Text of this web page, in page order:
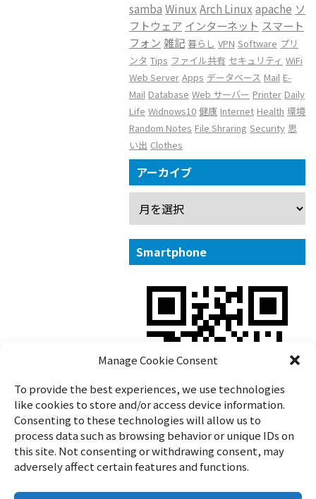
Manage Cookie Consent
To provide the best experiences, we use technologies
like cookies to store and/or access device information.
Consenting to these technologies will allow us to
process data such as browsing behavior or unique IDs on
this site. Not consenting or withdrawing consent, may
adversely affect certain features and functions.
samba Winux Arch Linux apache ソ
フトウェア インターネット スマート
フォン 雑記 暮らし VPN Software プリ
ンタ Tips ファイル共有 セキュリティ WiFi
Web Server Apps データベース Mail E-
Mail Database Web サーバー Printer Daily
Life Widnows10 健康 Internet Health 環境
Random Notes File Shraring Security 思
い出 Clothes
アーカイブ
Smartphone